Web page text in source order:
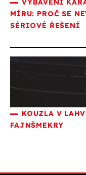
VYBAVENÍ
MÍRU: PROČ SE
SÉRIOVÉ ŘEŠENÍ
KOUZLA V
FAJNŠMEKRY